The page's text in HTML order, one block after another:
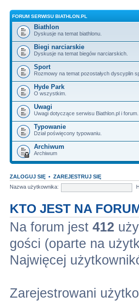
FORUM SERWISU BIATHLON.PL
Biathlon
Dyskusje na temat biathlonu.
Biegi narciarskie
Dyskusje na temat biegów narciarskich.
Sport
Rozmowy na temat pozostałych dyscyplin
Hyde Park
O wszystkim.
Uwagi
Uwagi dotyczące serwisu Biathlon.pl i forum.
Typowanie
Dział poświęcony typowaniu.
Archiwum
Archiwum
ZALOGUJ SIĘ • ZAREJESTRUJ SIĘ
Nazwa użytkownika:
KTO JEST NA
Na forum jest 412
gości (oparte na
Najwięcej
Zarejestrowani